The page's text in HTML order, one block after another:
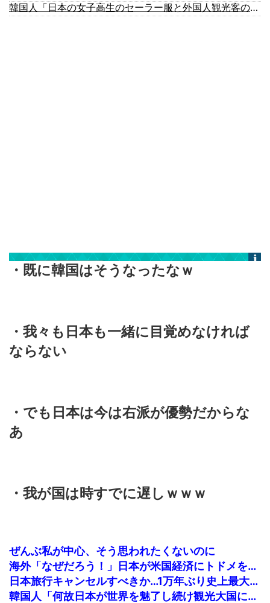
韓国人「日本の女子高生のセーラー服と外国人観光客の関係性」
・既に韓国はそうなったなｗ
・我々も日本も一緒に目覚めなければ
ならない
・でも日本は今は右派が優勢だからな
あ
・我が国は時すでに遅しｗｗｗ
ぜんぶ私が中心、そう思われたくないのに
海外「なぜだろう！」日本が米国経済にトドメを刺さない本当の理由に海外が大騒ぎ
日本旅行キャンセルすべきか…1万年ぶり史上最大級の火山の兆し＝韓国の反応
韓国人「何故日本が世界を魅了し続け観光大国になったのか？その理由がこちら‥」→「文化的なソフトパワーが凄い」